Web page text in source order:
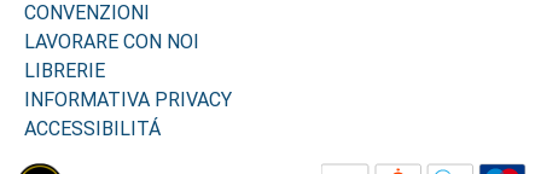
CONVENZIONI
LAVORARE CON NOI
LIBRERIE
INFORMATIVA PRIVACY
ACCESSIBILITÁ